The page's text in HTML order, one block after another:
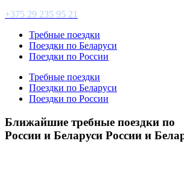
+375 29 235 95 21
Требные поездки
Поездки по Беларуси
Поездки по России
Требные поездки
Поездки по Беларуси
Поездки по России
Ближайшие требные поездки по
России и Беларуси России и